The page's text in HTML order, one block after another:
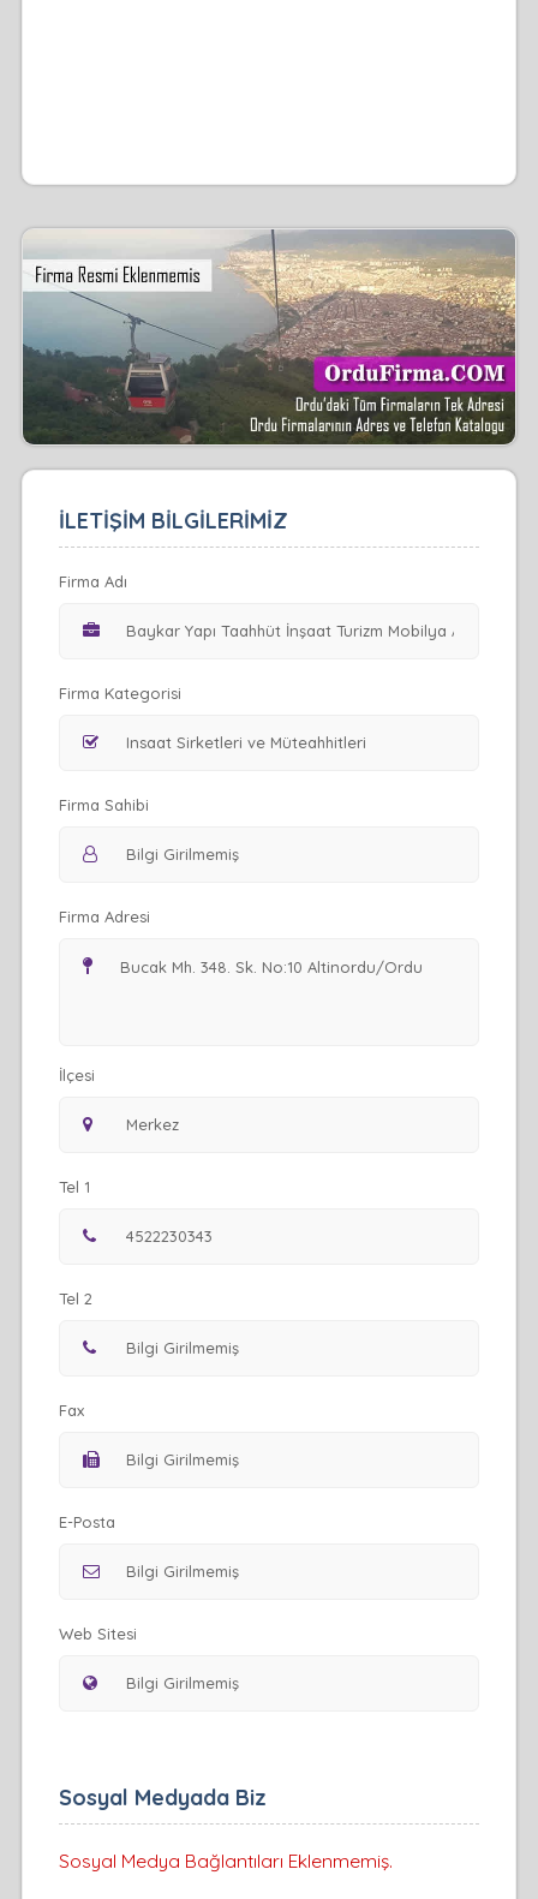
İLETİŞİM BİLGİLERİMİZ
Firma Adı
Firma Kategorisi
Firma Sahibi
Firma Adresi
İlçesi
Tel 1
Tel 2
Fax
E-Posta
Web Sitesi
Sosyal Medyada Biz
Sosyal Medya Bağlantıları Eklenmemiş.